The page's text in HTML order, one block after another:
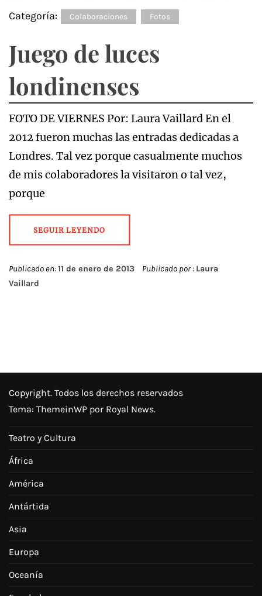
Categoría: Colaboraciones Fotos
Juego de luces
londinenses
FOTO DE VIERNES Por: Laura Vaillard En el
2012 fueron muchas las entradas dedicadas a
Londres. Tal vez porque casualmente muchos
de mis colaboradores la visitaron o tal vez,
porque
SEGUIR LEYENDO
Publicado en:11 de enero de 2013 Publicado por : Laura
Vaillard
Copyright. Todos los derechos reservados
Tema: ThemeinWP por Royal News.
Teatro y Cultura
África
América
Antártida
Asia
Europa
Oceanía